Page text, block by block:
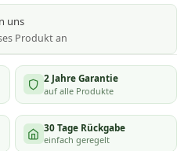
uns
Produkt an
2 Jahre Garantie
auf alle Produkte
30 Tage Rückgabe
einfach geregelt